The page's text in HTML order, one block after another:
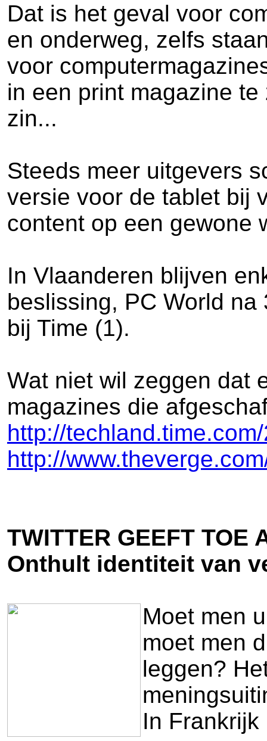
Dat is het geval voor
en onderweg, zelfs
voor
in een print magazine
zin...
Steeds meer uitgevers
versie voor de tablet bij
content op een gewone
In Vlaanderen blijven
beslissing, PC World
bij Time (1).
Wat niet wil zeggen dat
magazines die
http://
http://
TWITTER GEEFT TOE
Onthult identiteit van
Moet men
moet men
leggen?
In